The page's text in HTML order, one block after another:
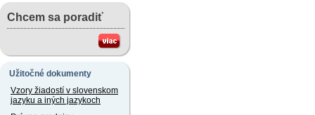
Chcem sa poradiť
Užitočné dokumenty
Vzory žiadostí v slovenskom
jazyku a iných jazykoch